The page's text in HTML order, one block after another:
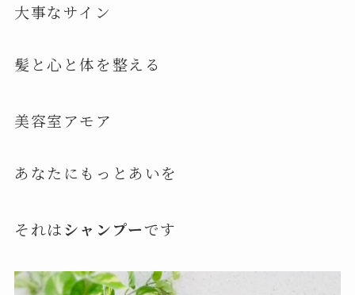
大事なサイン
髪と心と体を整える
美容室アモア
あなたにもっとあいを
それはシャンプーです